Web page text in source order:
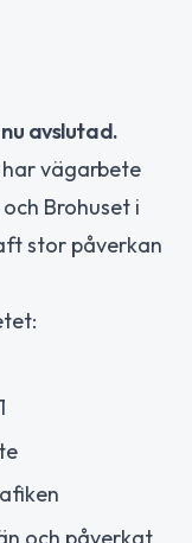
avslutad.
vägarbete
Brohuset i
stor påverkan
och påverkat